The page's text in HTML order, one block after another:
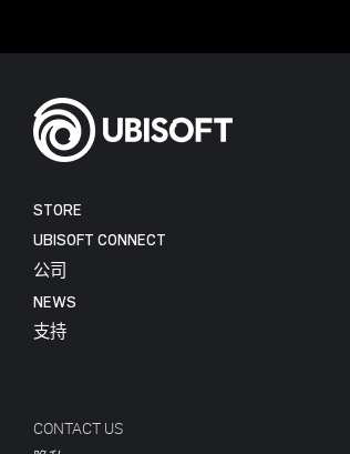
STORE
UBISOFT CONNECT
公司
NEWS
支持
CONTACT US